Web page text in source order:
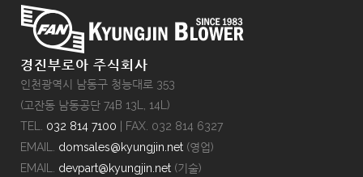
경진부로아 주식회사
인천광역시 남동구 청능대로 353
(고잔동 남동공단 74B 13L, 14L)
TEL. 032 814 7100 | FAX. 032 814 6327
EMAIL. domsales@kyungjin.net (영업)
EMAIL. devpart@kyungjin.net (기술)